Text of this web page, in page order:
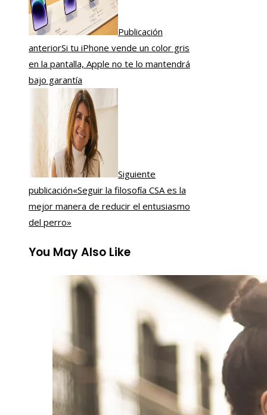
Publicación
anteriorSi tu iPhone vende un color gris
en la pantalla, Apple no te lo mantendrá
bajo garantía
Siguiente
publicación«Seguir la filosofía CSA es la
mejor manera de reducir el entusiasmo
del perro»
You May Also Like